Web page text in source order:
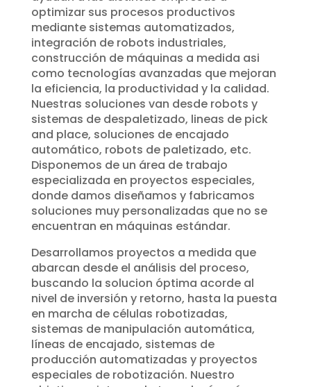
optimizar sus procesos productivos
mediante sistemas automatizados,
integración de robots industriales,
construcción de máquinas a medida asi
como tecnologías avanzadas que mejoran
la eficiencia, la productividad y la calidad.
Nuestras soluciones van desde robots y
sistemas de despaletizado, lineas de pick
and place, soluciones de encajado
automático, robots de paletizado, etc.
Disponemos de un área de trabajo
especializada en proyectos especiales,
donde damos diseñamos y fabricamos
soluciones muy personalizadas que no se
encuentran en máquinas estándar.
Desarrollamos proyectos a medida que
abarcan desde el análisis del proceso,
buscando la solucion óptima acorde al
nivel de inversión y retorno, hasta la puesta
en marcha de células robotizadas,
sistemas de manipulación automática,
líneas de encajado, sistemas de
producción automatizadas y proyectos
especiales de robotización. Nuestro